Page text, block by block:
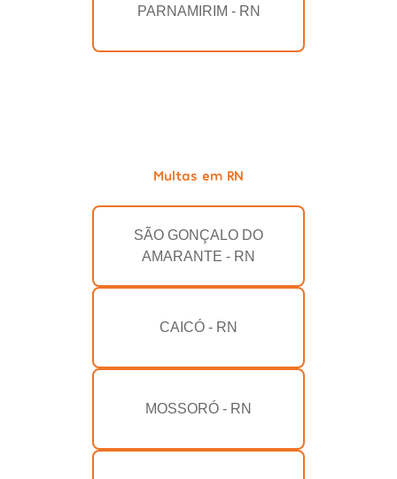
PARNAMIRIM - RN
Multas em RN
SÃO GONÇALO DO
AMARANTE - RN
CAICÓ - RN
MOSSORÓ - RN